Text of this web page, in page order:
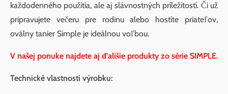
každodenného použitia, ale aj slávnostných príležitostí. Či už
pripravujete večeru pre rodinu alebo hostíte priateľov,
oválny tanier Simple je ideálnou voľbou.
V našej ponuke najdete aj ďališie produkty zo série SIMPLE.
Technické vlastnosti výrobku: